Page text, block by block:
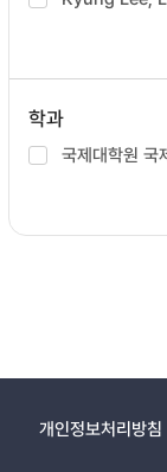
학과
국제대학원 국
개인정보처리방침